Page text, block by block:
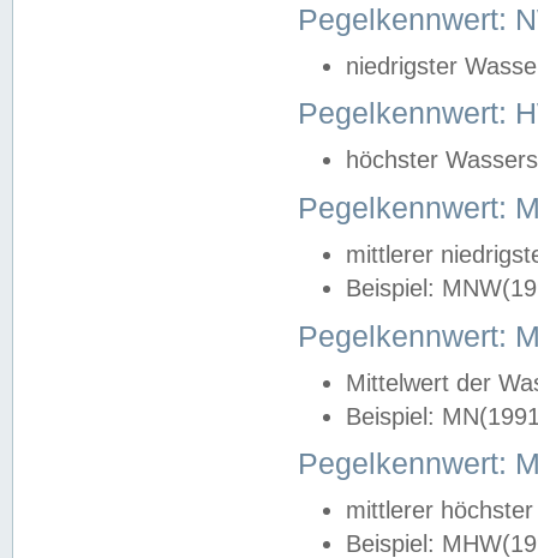
Pegelkennwert:
niedrigster
Pegelkennwert:
höchster
Pegelkennwert:
mittlerer
Beispiel:
Pegelkennwert:
Mittelwert der
Beispiel:
Pegelkennwert:
mittlerer
Beispiel: